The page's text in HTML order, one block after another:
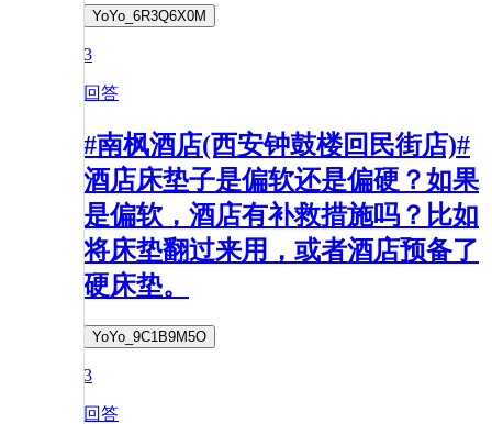
YoYo_6R3Q6X0M
3
回答
#南枫酒店(西安钟鼓楼回民街店)#
酒店床垫子是偏软还是偏硬？如果
是偏软，酒店有补救措施吗？比如
将床垫翻过来用，或者酒店预备了
硬床垫。
YoYo_9C1B9M5O
3
回答